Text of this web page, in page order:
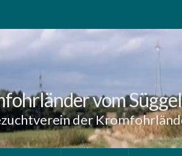
vom
der